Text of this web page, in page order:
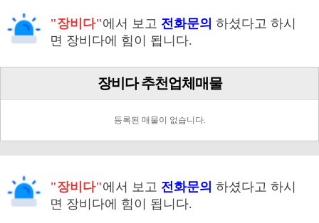
"장비다"에서 보고 전화문의 하셨다고 하시
면 장비다에 힘이 됩니다.
장비다 추천업체매물
등록된 매물이 없습니다.
"장비다"에서 보고 전화문의 하셨다고 하시
면 장비다에 힘이 됩니다.